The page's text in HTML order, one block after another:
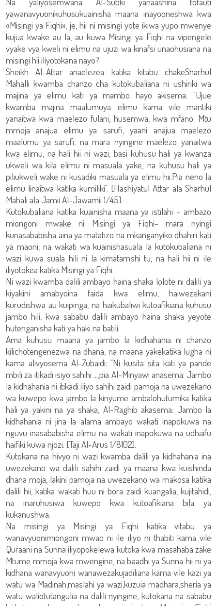
yawanavyuonikuhusukuainisha maana inayooneshwa kwa
«Misingi ya Fiqhi», je, hii ni misingi yote ikiwa yupo mwenye
kujua kwake au la, au kuwa Misingi ya Fiqhi na vipengele
vyake vya kweli ni elimu na ujuzi wa kinafsi unaohusiana na
misingi hii iliyotokana nayo?
Sheikh Al-Attar anaelezea katika kitabu chakeSharhul
Mahalli kwamba chanzo cha kutokubaliana ni ushiriki wa
majina ya elimu kati ya mambo hayo akisema: "Ujue
kwamba majina maalumuya elimu kama vile mantiki
yanaitwa kwa maelezo fulani, husemwa, kwa mfano: Mtu
mmoja anajua elimu ya sarufi, yaani anajua maelezo
maalumu ya sarufi, na mara nyingine maelezo yanaitwa
kwa elimu, na hali hii ni wazi, basi kuhusu hali ya kwanza
ukweli wa kila elimu ni masuala yake, na kuhusu hali ya
piliukweli wake ni kusadiki masuala ya elimu hii.Pia neno la
elimu linaitwa katika kumiliki". [Hashiyatul Attar ala Sharhul
Mahali ala Jamii Al-Jawamii 1/45].
Kutokubaliana katika kuainisha maana ya istilahi - ambazo
miongoni mwake ni Misingi ya Fiqhi- mara nyingi
kunasababisha aina ya matatizo na mkanganyiko dhahiri kati
ya maoni, na wakati wa kuainishasuala la kutokubaliana ni
wazi kuwa suala hili ni la kimatamshi tu, na hali hii ni ile
iliyotokea katika Misingi ya Fiqhi.
Ni wazi kwamba dalili ambayo haina shaka lolote ni dalili ya
kiyakini amabyoina faida kwa elimu, haiwezekani
kurudishwa au kuipinga, na haikubaliwi kutoafikiana kuhusu
jambo hili, kwa sababu dalili ambayo haina shaka yeyote
hutenganisha kati ya haki na batili.
Ama kuhusu maana ya jambo la kidhahania ni chanzo
kilichotengenezwa na dhana, na maana yakekatika lugha ni
kama alivyosema Al-Zubaidi: "Ni kusita sita kati ya pande
mbili za itikadi isiyo sahihi ...,pia Al-Minyawi anasema: Jambo
la kidhahania ni itikadi iliyo sahihi zaidi pamoja na uwezekano
wa kuwepo kwa jambo la kinyume ambalohutumika katika
hali ya yakini na ya shaka, Al-Raghib akasema: Jambo la
kidhahania ni jina la alama ambayo wakati inapokuwa na
nguvu inasababisha elimu na wakati inapokuwa na udhaifu
haifiki kuwa njozi. [Taji Al-Arus 1/8102].
Kutokana na hivyo ni wazi kwamba dalili ya kidhahania ina
uwezekano wa dalili sahihi zaidi ya maana kwa kuishinda
dhana moja, lakini pamoja na uwezekano wa makosa katika
dalili hii, katika wakati huu ni bora zaidi kuangalia, kujitahidi,
na inaruhusiwa kuwepo kwa kutoafikiana bila ya
kukanushwa.
Na misingi ya Misingi ya Fiqhi katika vitabu ya
wanavyuonimiongoni mwao ni ile iliyo ni thabiti kama vile
Quraani na Sunna iliyopokelewa kutoka kwa masahaba zake
Mtume mmoja kwa mwengine, na baadhi ya Sunna hii ni ya
kidhana wanavyuoni wanawezakujadiliana kama vile kazi ya
watu wa Madinah,maslahi ya wazi,kuzuia madhara,sheria ya
watu waliotutangulia na dalili nyingine, kutokana na sababu